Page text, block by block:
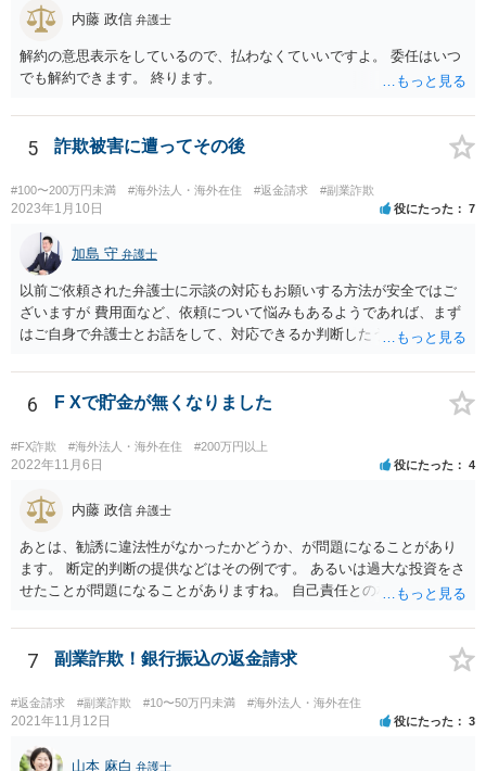
内藤 政信 弁護士
解約の意思表示をしているので、払わなくていいですよ。 委任はいつ
でも解約できます。 終ります。
5 詐欺被害に遭ってその後
#100〜200万円未満 #海外法人・海外在住 #返金請求 #副業詐欺
2023年1月10日 役にたった 7
加島 守 弁護士
以前ご依頼された弁護士に示談の対応もお願いする方法が安全ではご
ざいますが 費用面など、依頼について悩みもあるようであれば、まず
はご自身で弁護士とお話をして、対応できるか判断したうえで、 弁護
話をしてから、こちらも法律相談で１度弁護士に相談する方法もあり
ますので。 一番安全なのは弁護士に示談交渉の依頼をする方法です
てもいいかもしれません。
6 F Xで貯金が無くなりました
#FX詐欺 #海外法人・海外在住 #200万円以上
2022年11月6日 役にたった 4
内藤 政信 弁護士
あとは、勧誘に違法性がなかったかどうか、が問題になることがあり
ます。 断定的判断の提供などはその例です。 あるいは過大な投資をさ
せたことが問題になることがありますね。 自己責任との相関関係です
いでしょう。
7 副業詐欺！銀行振込の返金請求
#返金請求 #副業詐欺 #10〜50万円未満 #海外法人・海外在住
2021年11月12日 役にたった 3
山本 麻白 弁護士